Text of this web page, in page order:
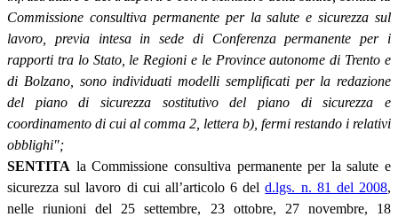
Commissione consultiva permanente per la salute e sicurezza sul
lavoro, previa intesa in sede di Conferenza permanente per i
rapporti tra lo Stato, le Regioni e le Province autonome di Trento e
di Bolzano, sono individuati modelli semplificati per la redazione
del piano di sicurezza sostitutivo del piano di sicurezza e
coordinamento di cui al comma 2, lettera b), fermi restando i relativi
obblighi";
SENTITA la Commissione consultiva permanente per la salute e
sicurezza sul lavoro di cui all’articolo 6 deld.lgs. n. 81 del 2008,
nelle riunioni del 25 settembre, 23 ottobre, 27 novembre, 18